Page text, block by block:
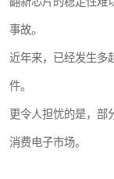
事故。
近年来，已经发生多
件。
更令人担忧的是，部
消费电子市场。